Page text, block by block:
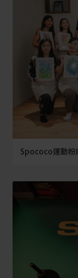
Spococo運動粉